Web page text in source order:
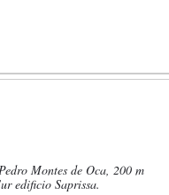
Montes de Oca, 200 m
edificio Saprissa.